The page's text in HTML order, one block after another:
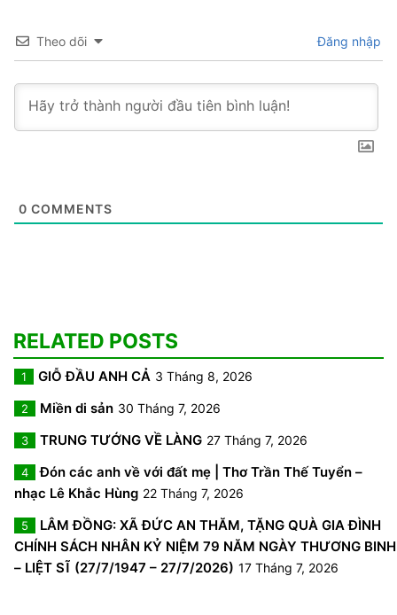
Theo dõi Đăng nhập
0 COMMENTS
RELATED POSTS
1 GIỖ ĐẦU ANH CẢ 3 Tháng 8, 2026
2 Miền di sản 30 Tháng 7, 2026
3 TRUNG TƯỚNG VỀ LÀNG 27 Tháng 7, 2026
4
Đón các anh về với đất mẹ | Thơ Trần Thế Tuyển –
nhạc Lê Khắc Hùng 22 Tháng 7, 2026
5
LÂM ĐỒNG: XÃ ĐỨC AN THĂM, TẶNG QUÀ GIA ĐÌNH
CHÍNH SÁCH NHÂN KỶ NIỆM 79 NĂM NGÀY THƯƠNG BINH
– LIỆT SĨ (27/7/1947 – 27/7/2026) 17 Tháng 7, 2026